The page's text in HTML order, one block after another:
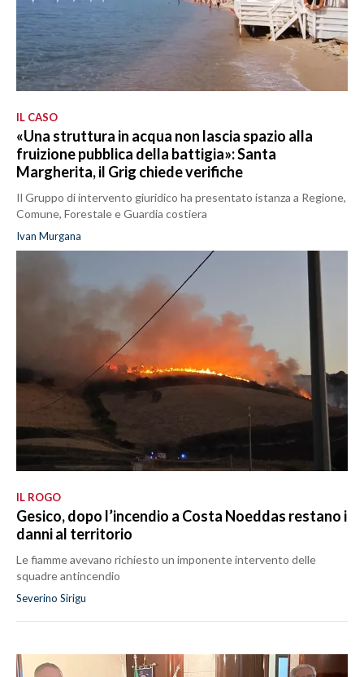
IL CASO
«Una struttura in acqua non lascia spazio alla
fruizione pubblica della battigia»: Santa
Margherita, il Grig chiede verifiche
Il Gruppo di intervento giuridico ha presentato istanza a Regione,
Comune, Forestale e Guardia costiera
Ivan Murgana
IL ROGO
Gesico, dopo l’incendio a Costa Noeddas restano i
danni al territorio
Le fiamme avevano richiesto un imponente intervento delle
squadre antincendio
Severino Sirigu